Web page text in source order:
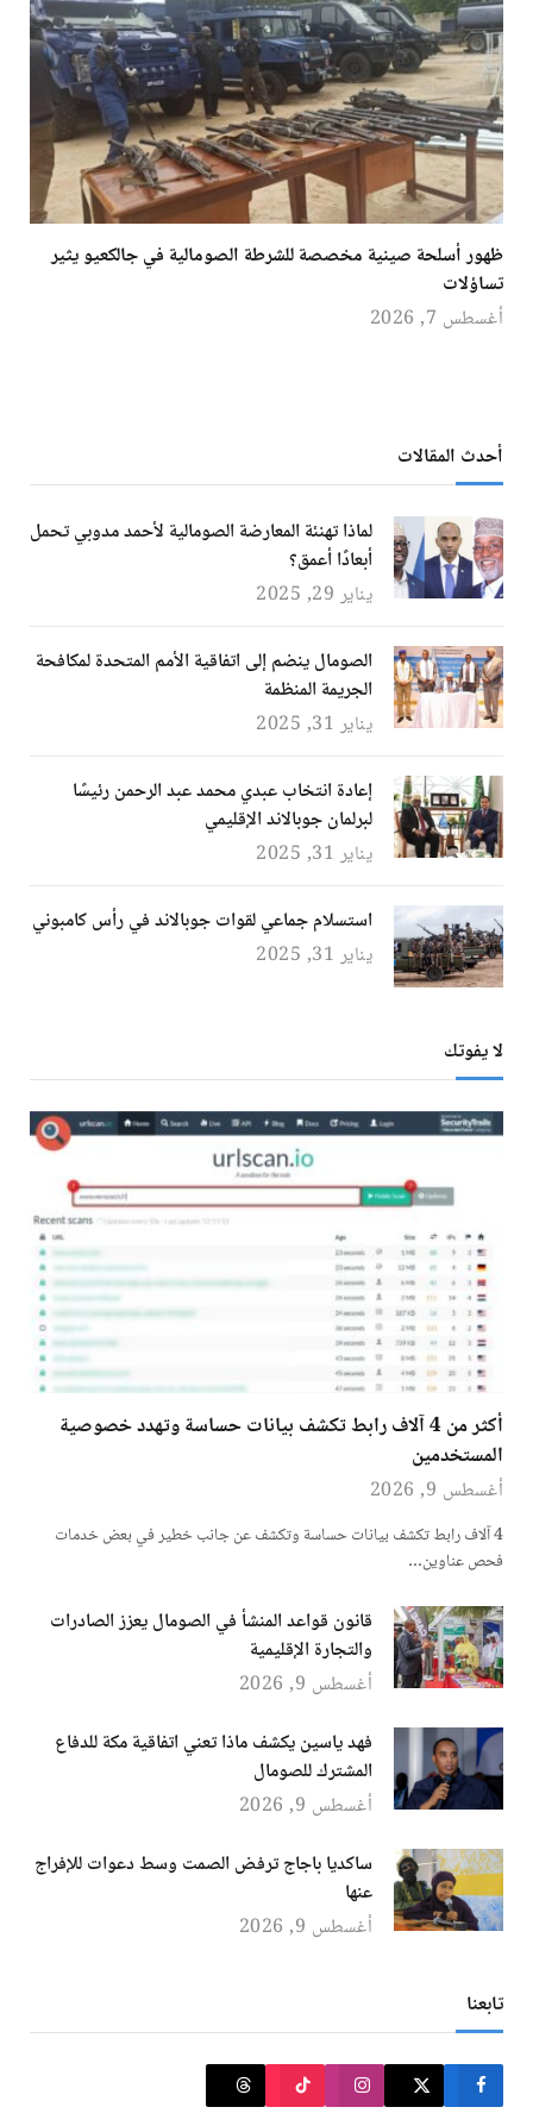
ظهور أسلحة صينية مخصصة للشرطة الصومالية في جالكعيو يثير
تساؤلات
أغسطس 7, 2026
أحدث المقالات
لماذا تهنئة المعارضة الصومالية لأحمد مدوبي تحمل
أبعادًا أعمق؟
يناير 29, 2025
الصومال ينضم إلى اتفاقية الأمم المتحدة لمكافحة
الجريمة المنظمة
يناير 31, 2025
إعادة انتخاب عبدي محمد عبد الرحمن رئيسًا
لبرلمان جوبالاند الإقليمي
يناير 31, 2025
استسلام جماعي لقوات جوبالاند في رأس كامبوني
يناير 31, 2025
لا يفوتك
أكثر من 4 آلاف رابط تكشف بيانات حساسة وتهدد خصوصية
المستخدمين
أغسطس 9, 2026
4 آلاف رابط تكشف بيانات حساسة وتكشف عن جانب خطير في بعض خدمات
فحص عناوين…
قانون قواعد المنشأ في الصومال يعزز الصادرات
والتجارة الإقليمية
أغسطس 9, 2026
فهد ياسين يكشف ماذا تعني اتفاقية مكة للدفاع
المشترك للصومال
أغسطس 9, 2026
ساكديا باجاج ترفض الصمت وسط دعوات للإفراج
عنها
أغسطس 9, 2026
تابعنا